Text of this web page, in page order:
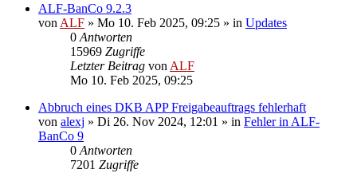
ALF-BanCo 9.2.3
von ALF » Mo 10. Feb 2025, 09:25 » in Updates
0 Antworten
15969 Zugriffe
Letzter Beitrag von ALF
Mo 10. Feb 2025, 09:25
Abbruch eines DKB APP Freigabeauftrags fehlerhaft
von alexj » Di 26. Nov 2024, 12:01 » in Fehler in ALF-
BanCo 9
0 Antworten
7201 Zugriffe